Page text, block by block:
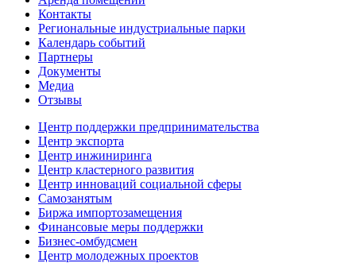
Контакты
Региональные индустриальные парки
Календарь событий
Партнеры
Документы
Медиа
Отзывы
Центр поддержки предпринимательства
Центр экспорта
Центр инжиниринга
Центр кластерного развития
Центр инноваций социальной сферы
Cамозанятым
Биржа импортозамещения
Финансовые меры поддержки
Бизнес-омбудсмен
Центр молодежных проектов